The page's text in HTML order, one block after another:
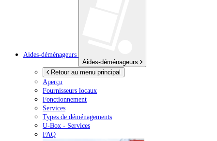
Aides-déménageurs
Aides-déménageurs
Retour au menu principal
Aperçu
Fournisseurs locaux
Fonctionnement
Services
Types de déménagements
U-Box - Services
FAQ